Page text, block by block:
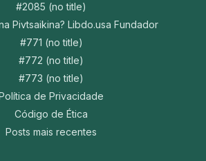
#2085 (no title)
Pivtsaikina? Libdo.usa Fundador
#771 (no title)
#772 (no title)
#773 (no title)
de Privacidade
Código de Ética
Posts mais recentes